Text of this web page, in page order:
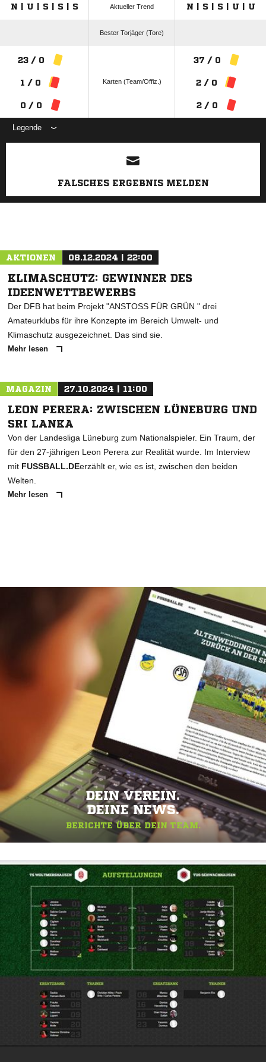
N | U | S | S | S Aktueller Trend N | S | S | U | U
Bester Torjäger (Tore)
23 / 0
1 / 0
0 / 0
Karten (Team/Offiz.)
37 / 0
2 / 0
2 / 0
Legende
ANZEIGE
FALSCHES ERGEBNIS MELDEN
AKTIONEN 08.12.2024 | 22:00
KLIMASCHUTZ: GEWINNER DES
IDEENWETTBEWERBS
Der DFB hat beim Projekt "ANSTOSS FÜR GRÜN " drei
Amateurklubs für ihre Konzepte im Bereich Umwelt- und
Klimaschutz ausgezeichnet. Das sind sie.
Mehr lesen
MAGAZIN 27.10.2024 | 11:00
LEON PERERA: ZWISCHEN LÜNEBURG UND
SRI LANKA
Von der Landesliga Lüneburg zum Nationalspieler. Ein Traum, der
für den 27-jährigen Leon Perera zur Realität wurde. Im Interview
mit FUSSBALL.DEerzählt er, wie es ist, zwischen den beiden
Welten.
Mehr lesen
DEIN VEREIN.
DEINE NEWS.
BERICHTE ÜBER DEIN TEAM.